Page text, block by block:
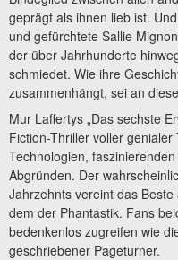
geprägt als ihnen lieb ist.
und gefürchtete Sallie
der über Jahrhunderte
schmiedet. Wie ihre
zusammenhängt, sei an
Mur Laffertys „Das sechste
Fiction-Thriller voller
Technologien,
Abgründen. Der
Jahrzehnts vereint das
dem der Phantastik. Fans
bedenkenlos zugreifen wie
geschriebener Pageturner.